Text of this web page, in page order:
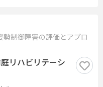
勢制御障害の評価とアプロ
リハビリテーシ